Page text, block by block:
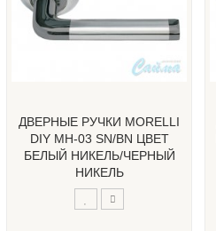
ДВЕРНЫЕ РУЧКИ MORELLI
DIY MH-03 SN/BN ЦВЕТ
БЕЛЫЙ НИКЕЛЬ/ЧЕРНЫЙ
НИКЕЛЬ